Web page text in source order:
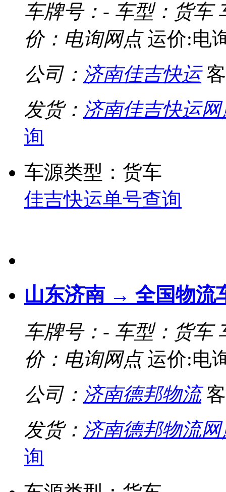
车牌号：- 车型：货车
价：电询网点运价:电
公司： 济南佳吉快运客
发货： 济南佳吉快运
询
车源类型：货车
佳吉快运单号查询
山东济南 → 全国物流
车牌号：- 车型：货车
价：电询网点运价:电
公司： 济南德邦物流客
发货： 济南德邦物流
询